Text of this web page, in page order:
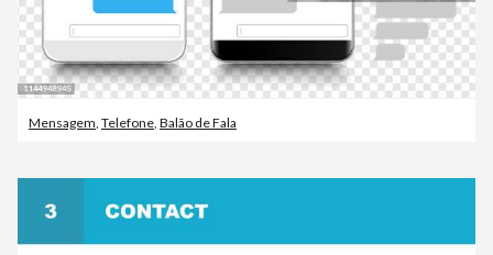
Mensagem, Telefone, Balão de Fala